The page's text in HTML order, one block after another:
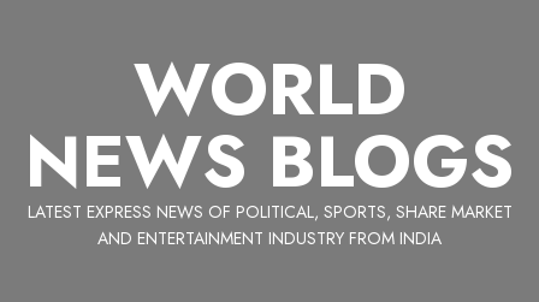
WORLD
NEWS BLOGS
LATEST EXPRESS NEWS OF POLITICAL, SPORTS, SHARE MARKET
AND ENTERTAINMENT INDUSTRY FROM INDIA